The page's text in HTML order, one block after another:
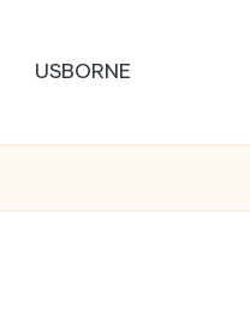
USBORNE